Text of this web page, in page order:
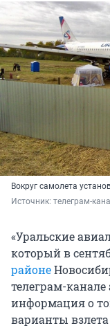
Вокруг самолета
Источник: телеграм-
«Уральские
который в
районе
телеграм-
информация о
варианты взлета